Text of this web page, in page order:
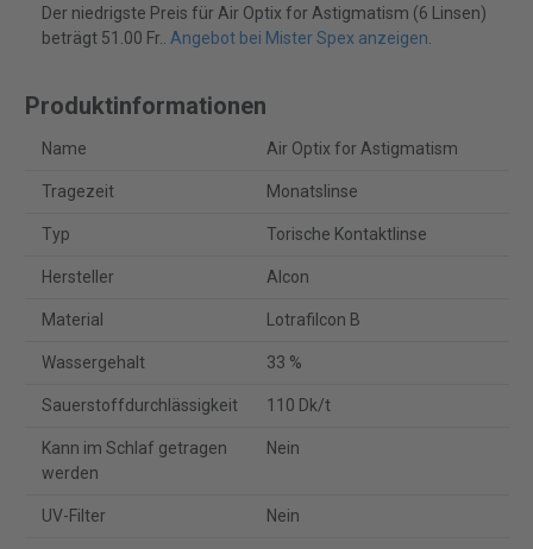
Der niedrigste Preis für Air Optix for Astigmatism (6 Linsen)
beträgt 51.00 Fr.. Angebot bei Mister Spex anzeigen.
Produktinformationen
Name Air Optix for Astigmatism
Tragezeit Monatslinse
Typ Torische Kontaktlinse
Hersteller Alcon
Material Lotrafilcon B
Wassergehalt 33 %
Sauerstoffdurchlässigkeit 110 Dk/t
Kann im Schlaf getragen
werden
Nein
UV-Filter Nein